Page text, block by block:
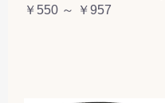
￥550 ～ ￥957